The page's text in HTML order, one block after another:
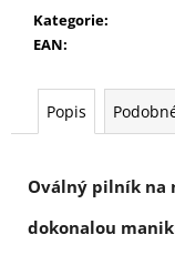
Kategorie:
EAN:
Popis
Oválný pilník na
dokonalou